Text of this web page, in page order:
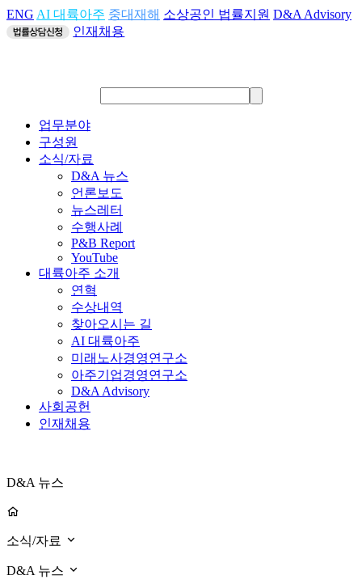
ENG AI 대륙아주 중대재해 소상공인 법률지원 D&A Advisory
인재채용
업무분야
구성원
소식/자료
D&A 뉴스
언론보도
뉴스레터
수행사례
P&B Report
YouTube
대륙아주 소개
연혁
수상내역
찾아오시는 길
AI 대륙아주
미래노사경영연구소
아주기업경영연구소
D&A Advisory
사회공헌
인재채용
D&A 뉴스
소식/자료
D&A 뉴스